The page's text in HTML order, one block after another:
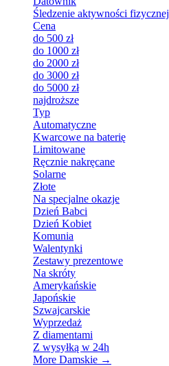
Śledzenie aktywności fizycznej
Cena
do 500 zł
do 1000 zł
do 2000 zł
do 3000 zł
do 5000 zł
najdroższe
Typ
Automatyczne
Kwarcowe na baterię
Limitowane
Ręcznie nakręcane
Solarne
Złote
Na specjalne okazje
Dzień Babci
Dzień Kobiet
Komunia
Walentynki
Zestawy prezentowe
Na skróty
Amerykańskie
Japońskie
Szwajcarskie
Wyprzedaż
Z diamentami
Z wysyłką w 24h
More Damskie →